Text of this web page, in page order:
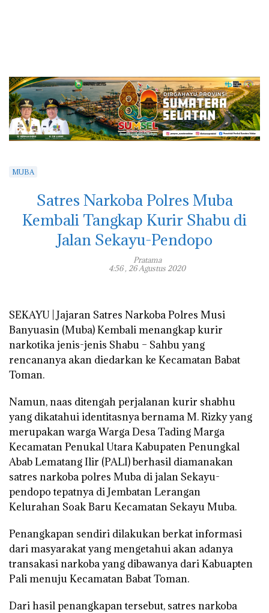
MUBA
Satres Narkoba Polres Muba
Kembali Tangkap Kurir Shabu di
Jalan Sekayu-Pendopo
Pratama
4:56 , 26 Agustus 2020
SEKAYU | Jajaran Satres Narkoba Polres Musi
Banyuasin (Muba) Kembali menangkap kurir
narkotika jenis-jenis Shabu – Sahbu yang
rencananya akan diedarkan ke Kecamatan Babat
Toman.
Namun, naas ditengah perjalanan kurir shabhu
yang dikatahui identitasnya bernama M. Rizky yang
merupakan warga Warga Desa Tading Marga
Kecamatan Penukal Utara Kabupaten Penungkal
Abab Lematang Ilir (PALI) berhasil diamanakan
satres narkoba polres Muba di jalan Sekayu-
pendopo tepatnya di Jembatan Lerangan
Kelurahan Soak Baru Kecamatan Sekayu Muba.
Penangkapan sendiri dilakukan berkat informasi
dari masyarakat yang mengetahui akan adanya
transakasi narkoba yang dibawanya dari Kabuapten
Pali menuju Kecamatan Babat Toman.
Dari hasil penangkapan tersebut, satres narkoba